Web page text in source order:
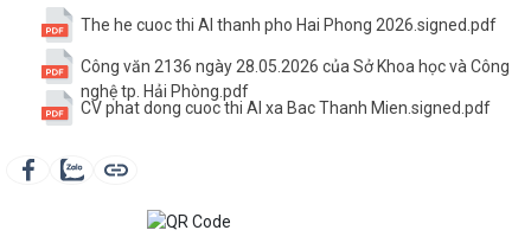
The he cuoc thi AI thanh pho Hai Phong 2026.signed.pdf
Công văn 2136 ngày 28.05.2026 của Sở Khoa học và Công
nghệ tp. Hải Phòng.pdf
CV phat dong cuoc thi AI xa Bac Thanh Mien.signed.pdf